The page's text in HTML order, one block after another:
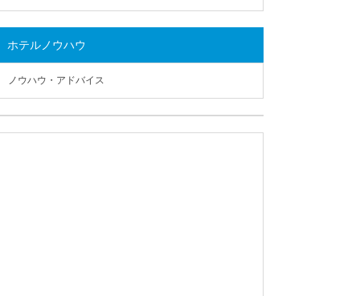
ホテルノウハウ
ノウハウ・アドバイス